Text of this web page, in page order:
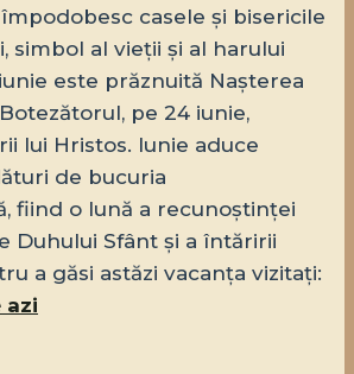
casele și bisericile
simbol al vieții și al harului
este prăznuită Nașterea
pe 24 iunie,
lui Hristos. Iunie aduce
de bucuria
fiind o lună a recunoștinței
Duhului Sfânt și a întăririi
a găsi astăzi vacanța vizitați:
azi